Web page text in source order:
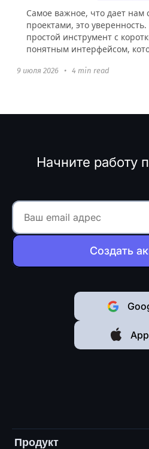
Самое важное, что дает нам
проектами, это
простой инструмент с
понятным интерфейсом,
9 июля 2026 • 4 min read
Начните работу
Создать
Продукт